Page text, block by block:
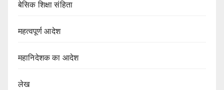
बेसिक शिक्षा संहिता
महत्वपूर्ण आदेश
महानिदेशक का आदेश
लेख